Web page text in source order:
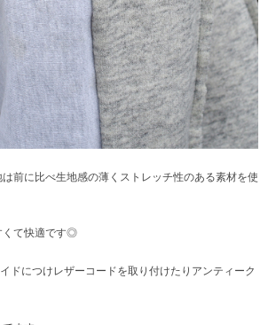
前に比べ生地感の薄くストレッチ性のある素材を使
くて快適です◎
ドにつけレザーコードを取り付けたりアンティーク